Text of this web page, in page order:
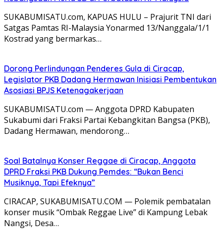
SUKABUMISATU.com, KAPUAS HULU – Prajurit TNI dari
Satgas Pamtas RI-Malaysia Yonarmed 13/Nanggala/1/1
Kostrad yang bermarkas…
Dorong Perlindungan Penderes Gula di Ciracap,
Legislator PKB Dadang Hermawan Inisiasi Pembentukan
Asosiasi BPJS Ketenagakerjaan
SUKABUMISATU.com — Anggota DPRD Kabupaten
Sukabumi dari Fraksi Partai Kebangkitan Bangsa (PKB),
Dadang Hermawan, mendorong…
Soal Batalnya Konser Reggae di Ciracap, Anggota
DPRD Fraksi PKB Dukung Pemdes: “Bukan Benci
Musiknya, Tapi Efeknya”
CIRACAP, SUKABUMISATU.COM — Polemik pembatalan
konser musik “Ombak Reggae Live” di Kampung Lebak
Nangsi, Desa…